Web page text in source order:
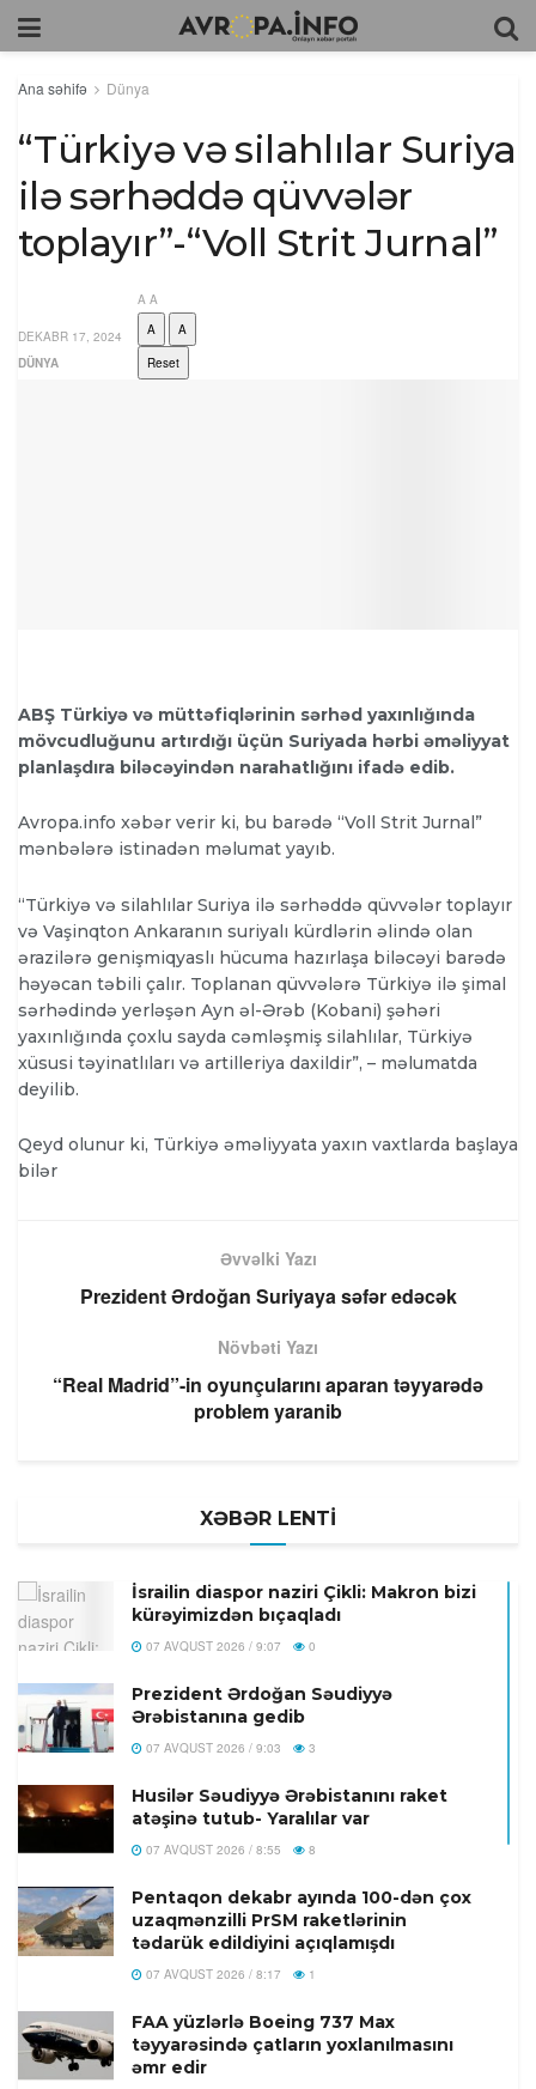
Ana səhifə Dünya
“Türkiyə və silahlılar Suriya
ilə sərhəddə qüvvələr
toplayır”-“Voll Strit Jurnal”
DEKABR 17, 2024
DÜNYA
A A
A
A
Reset
ABŞ Türkiyə və müttəfiqlərinin sərhəd yaxınlığında
mövcudluğunu artırdığı üçün Suriyada hərbi əməliyyat
planlaşdıra biləcəyindən narahatlığını ifadə edib.
Avropa.info xəbər verir ki, bu barədə “Voll Strit Jurnal”
mənbələrə istinadən məlumat yayıb.
“Türkiyə və silahlılar Suriya ilə sərhəddə qüvvələr toplayır
və Vaşinqton Ankaranın suriyalı kürdlərin əlində olan
ərazilərə genişmiqyaslı hücuma hazırlaşa biləcəyi barədə
həyəcan təbili çalır. Toplanan qüvvələrə Türkiyə ilə şimal
sərhədində yerləşən Ayn əl-Ərəb (Kobani) şəhəri
yaxınlığında çoxlu sayda cəmləşmiş silahlılar, Türkiyə
xüsusi təyinatlıları və artilleriya daxildir”, – məlumatda
deyilib.
Qeyd olunur ki, Türkiyə əməliyyata yaxın vaxtlarda başlaya
bilər
Əvvəlki Yazı
Prezident Ərdoğan Suriyaya səfər edəcək
Növbəti Yazı
“Real Madrid”-in oyunçularını aparan təyyarədə
problem yaranib
XƏBƏR LENTİ
İsrailin diaspor naziri Çikli: Makron bizi
kürəyimizdən bıçaqladı
07 AVQUST 2026 / 9:07 0
Prezident Ərdoğan Səudiyyə
Ərəbistanına gedib
07 AVQUST 2026 / 9:03 3
Husilər Səudiyyə Ərəbistanını raket
atəşinə tutub- Yaralılar var
07 AVQUST 2026 / 8:55 8
Pentaqon dekabr ayında 100-dən çox
uzaqmənzilli PrSM raketlərinin
tədarük edildiyini açıqlamışdı
07 AVQUST 2026 / 8:17 1
FAA yüzlərlə Boeing 737 Max
təyyarəsində çatların yoxlanılmasını
əmr edir